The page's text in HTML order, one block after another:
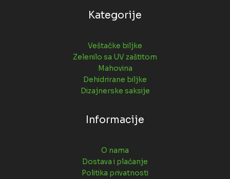
Kategorije
Veštačke biljke
Zelenilo sa UV zaštitom
Mahovina
Dehidrirane biljke
Dizajnerske saksije
Informacije
O nama
Dostava i plaćanje
Politika privatnosti